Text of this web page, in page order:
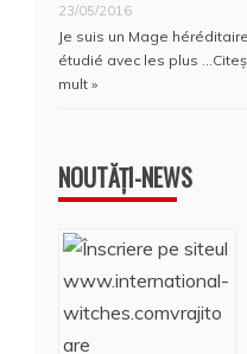
23/05/2016
Je suis un Mage
étudié avec les plus …
mult »
NOUTĂȚI-NEWS